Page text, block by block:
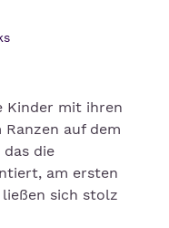
Kinder mit ihren
auf dem
die
am ersten
ließen sich stolz